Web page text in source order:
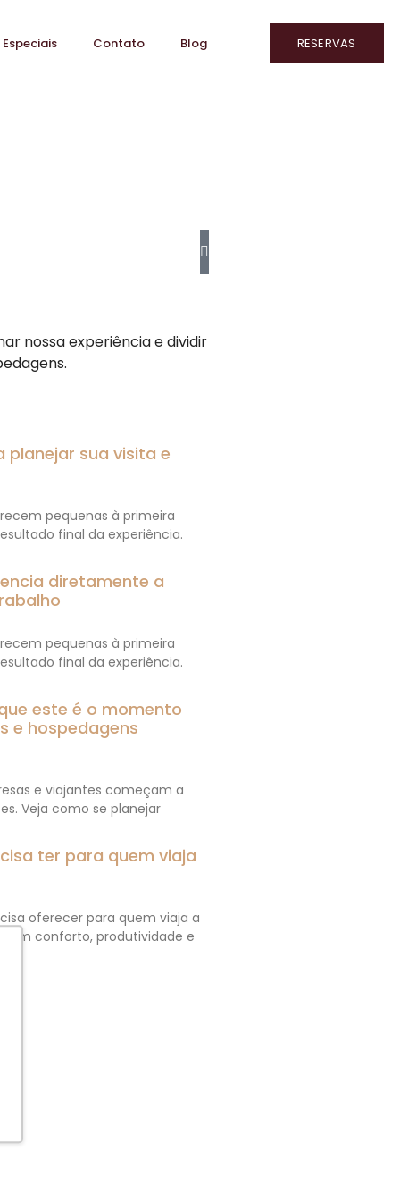
Contato Blog RESERVAS
nossa experiência e dividir
planejar sua visita e
pequenas à primeira
final da experiência.
diretamente a
pequenas à primeira
final da experiência.
este é o momento
e hospedagens
e viajantes começam a
Veja como se planejar
ter para quem viaja
oferecer para quem viaja a
conforto, produtividade e